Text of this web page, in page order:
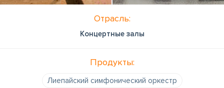
Отрасль:
Концертные залы
Продукты:
Лиепайский симфонический оркестр